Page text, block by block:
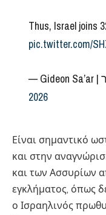
Thus, Israel joins
pic.twitter.com/
2026
Είναι σημαντικό
και στην
και των Ασσυρίων
εγκλήματος, όπως
ο Ισραηλινός